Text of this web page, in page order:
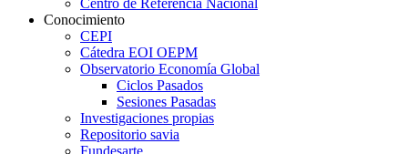
Conocimiento
CEPI
Cátedra EOI OEPM
Observatorio Economía Global
Ciclos Pasados
Sesiones Pasadas
Investigaciones propias
Repositorio savia
Fundesarte